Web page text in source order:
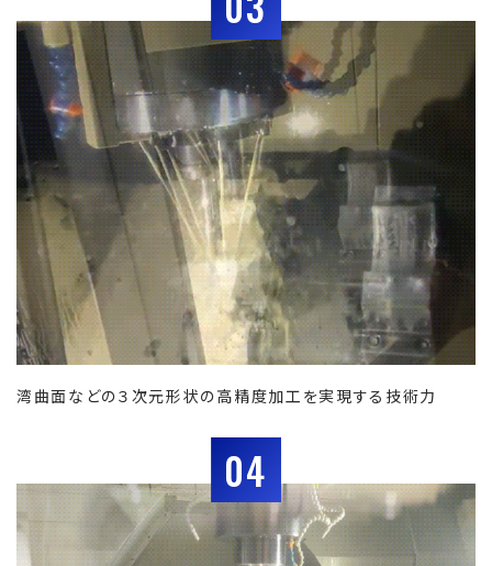
湾曲面などの３次元形状の高精度加工を実現する技術力
04